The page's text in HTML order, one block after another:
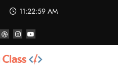
11:23:00 AM